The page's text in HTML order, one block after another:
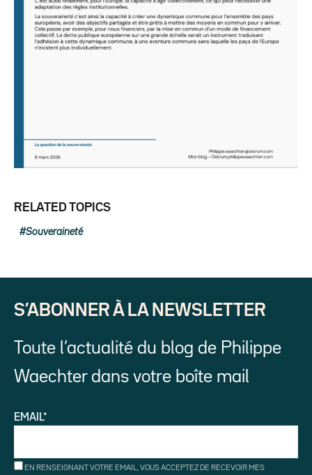
RELATED TOPICS
Souveraineté
S’ABONNER À LA NEWSLETTER
Toute l’actualité du blog de Philippe
Waechter dans votre boîte mail
EMAIL*
EN RENSEIGNANT VOTRE EMAIL, VOUS ACCEPTEZ DE RECEVOIR MES